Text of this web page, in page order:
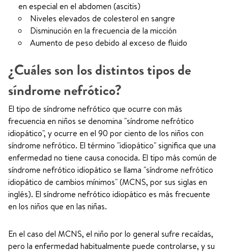
en especial en el abdomen (ascitis)
Niveles elevados de colesterol en sangre
Disminución en la frecuencia de la micción
Aumento de peso debido al exceso de fluido
¿Cuáles son los distintos tipos de
síndrome nefrótico?
El tipo de síndrome nefrótico que ocurre con más
frecuencia en niños se denomina "síndrome nefrótico
idiopático", y ocurre en el 90 por ciento de los niños con
síndrome nefrótico. El término "idiopático" significa que una
enfermedad no tiene causa conocida. El tipo más común de
síndrome nefrótico idiopático se llama "síndrome nefrótico
idiopático de cambios mínimos" (MCNS, por sus siglas en
inglés). El síndrome nefrótico idiopático es más frecuente
en los niños que en las niñas.
En el caso del MCNS, el niño por lo general sufre recaídas,
pero la enfermedad habitualmente puede controlarse, y su